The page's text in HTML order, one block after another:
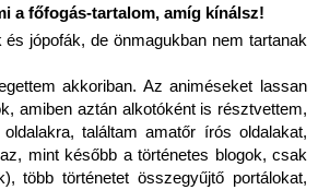
a főfogás-tartalom, amíg kínálsz!
és jópofák, de önmagukban nem tartanak
akkoriban. Az animéseket lassan
amiben aztán alkotóként is résztvettem,
találtam amatőr írós oldalakat,
mint később a történetes blogok, csak
több történetet összegyűjtő portálokat,